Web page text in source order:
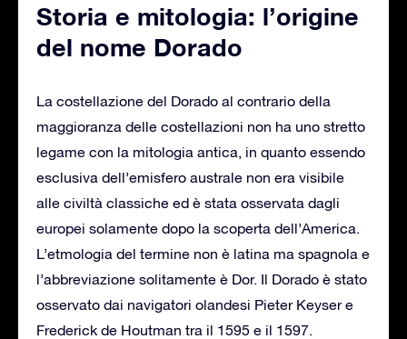
Storia e mitologia: l’origine
del nome Dorado
La costellazione del Dorado al contrario della
maggioranza delle costellazioni non ha uno stretto
legame con la mitologia antica, in quanto essendo
esclusiva dell’emisfero australe non era visibile
alle civiltà classiche ed è stata osservata dagli
europei solamente dopo la scoperta dell’America.
L’etmologia del termine non è latina ma spagnola e
l’abbreviazione solitamente è Dor. Il Dorado è stato
osservato dai navigatori olandesi Pieter Keyser e
Frederick de Houtman tra il 1595 e il 1597.